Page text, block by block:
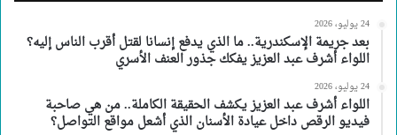
24 يوليو، 2026
بعد جريمة الإسكندرية.. ما الذي يدفع إنسانا لقتل أقرب الناس إليه؟
اللواء أشرف عبد العزيز يفكك جذور العنف الأسري
24 يوليو، 2026
اللواء أشرف عبد العزيز يكشف الحقيقة الكاملة.. من هي صاحبة
فيديو الرقص داخل عيادة الأسنان الذي أشعل مواقع التواصل؟